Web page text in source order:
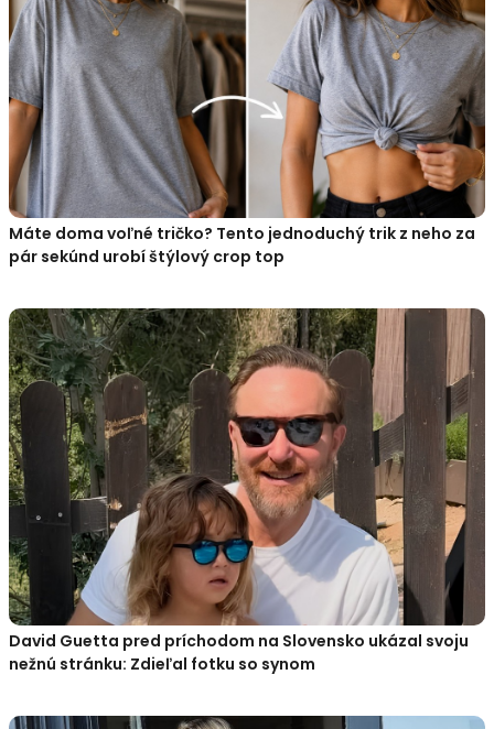
Máte doma voľné tričko? Tento jednoduchý trik z neho za
pár sekúnd urobí štýlový crop top
David Guetta pred príchodom na Slovensko ukázal svoju
nežnú stránku: Zdieľal fotku so synom